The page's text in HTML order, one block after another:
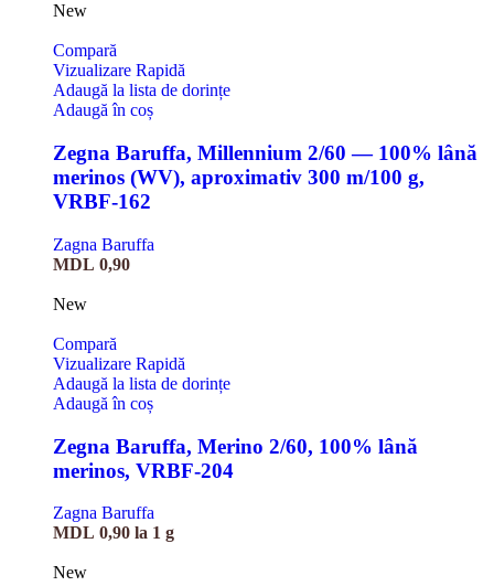
New
Compară
Vizualizare Rapidă
Adaugă la lista de dorințe
Adaugă în coș
Zegna Baruffa, Millennium 2/60 — 100% lână
merinos (WV), aproximativ 300 m/100 g,
VRBF-162
Zagna Baruffa
MDL 0,90
New
Compară
Vizualizare Rapidă
Adaugă la lista de dorințe
Adaugă în coș
Zegna Baruffa, Merino 2/60, 100% lână
merinos, VRBF-204
Zagna Baruffa
MDL 0,90 la 1 g
New